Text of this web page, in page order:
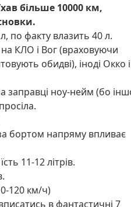
більше 10000 км,
по факту влазить 40 л.
КЛО і Вог (враховуючи
обидві), іноді Окко і
заправці ноу-нейм (бо
бортом напряму впливає
11-12 літрів.
120 км/ч)
в фантастичні 7